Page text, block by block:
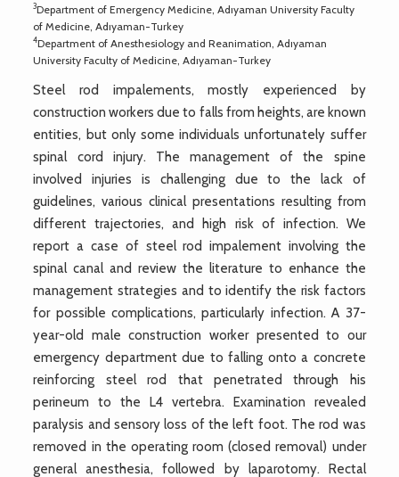
3Department of Emergency Medicine, Adıyaman University Faculty
of Medicine, Adıyaman-Turkey
4Department of Anesthesiology and Reanimation, Adıyaman
University Faculty of Medicine, Adıyaman-Turkey
Steel rod impalements, mostly experienced by
construction workers due to falls from heights, are known
entities, but only some individuals unfortunately suffer
spinal cord injury. The management of the spine
involved injuries is challenging due to the lack of
guidelines, various clinical presentations resulting from
different trajectories, and high risk of infection. We
report a case of steel rod impalement involving the
spinal canal and review the literature to enhance the
management strategies and to identify the risk factors
for possible complications, particularly infection. A 37-
year-old male construction worker presented to our
emergency department due to falling onto a concrete
reinforcing steel rod that penetrated through his
perineum to the L4 vertebra. Examination revealed
paralysis and sensory loss of the left foot. The rod was
removed in the operating room (closed removal) under
general anesthesia, followed by laparotomy. Rectal